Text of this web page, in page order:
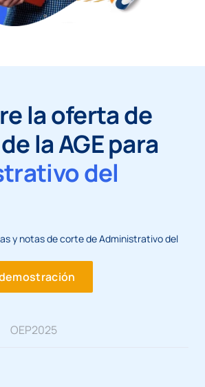
la oferta de
la AGE para
del
y notas de corte de Administrativo del
OEP2025